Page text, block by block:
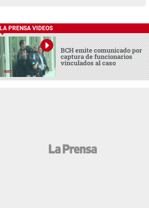
LA PRENSA VIDEOS
BCH emite comunicado por
captura de funcionarios
vinculados al caso